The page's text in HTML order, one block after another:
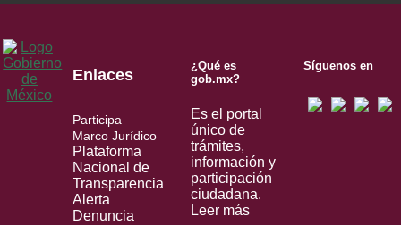
Enlaces
Participa
Marco Jurídico
Plataforma
Nacional de
Transparencia
Alerta
Denuncia
¿Qué es
gob.mx?
Es el portal
único de
trámites,
información y
participación
ciudadana.
Leer más
Síguenos en